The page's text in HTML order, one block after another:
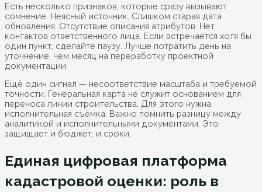
Есть несколько признаков, которые сразу вызывают
сомнение. Неясный источник. Слишком старая дата
обновления. Отсутствие описания атрибутов. Нет
контактов ответственного лица. Если встречается хотя бы
один пункт, сделайте паузу. Лучше потратить день на
уточнение, чем месяц на переработку проектной
документации.
Ещё один сигнал — несоответствие масштаба и требуемой
точности. Генеральная карта не служит основанием для
переноса линии строительства. Для этого нужна
исполнительная съёмка. Важно помнить разницу между
аналитикой и исполнительными документами. Это
защищает и бюджет, и сроки.
Единая цифровая платформа
кадастровой оценки: роль в